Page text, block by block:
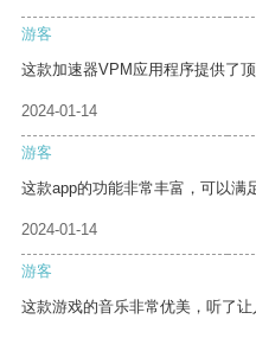
游客
这款加速器VPM应用程序提供了
2024-01-14
游客
这款app的功能非常丰富，可以满
2024-01-14
游客
这款游戏的音乐非常优美，听了让